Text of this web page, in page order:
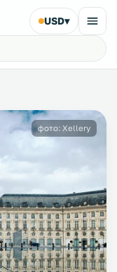
USD▾
фото: Xellery